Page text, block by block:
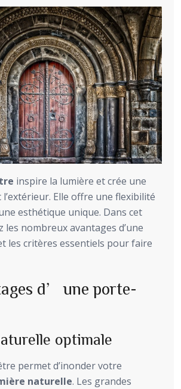
inspire la lumière et crée une
l’extérieur. Elle offre une flexibilité
esthétique unique. Dans cet
les nombreux avantages d’une
les critères essentiels pour faire
d’une porte-
optimale
permet d’inonder votre
naturelle. Les grandes